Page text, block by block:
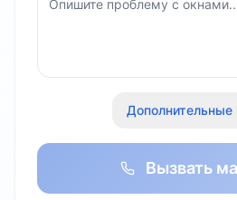
Дополнительные
Вызвать